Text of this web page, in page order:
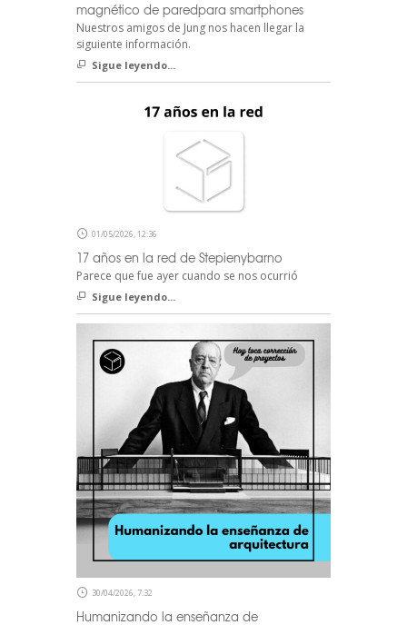
magnético de paredpara smartphones
Nuestros amigos de Jung nos hacen llegar la
siguiente información.
Sigue leyendo...
01/05/2026, 12:36
17 años en la red de Stepienybarno
Parece que fue ayer cuando se nos ocurrió
Sigue leyendo...
30/04/2026, 7:32
Humanizando la enseñanza de